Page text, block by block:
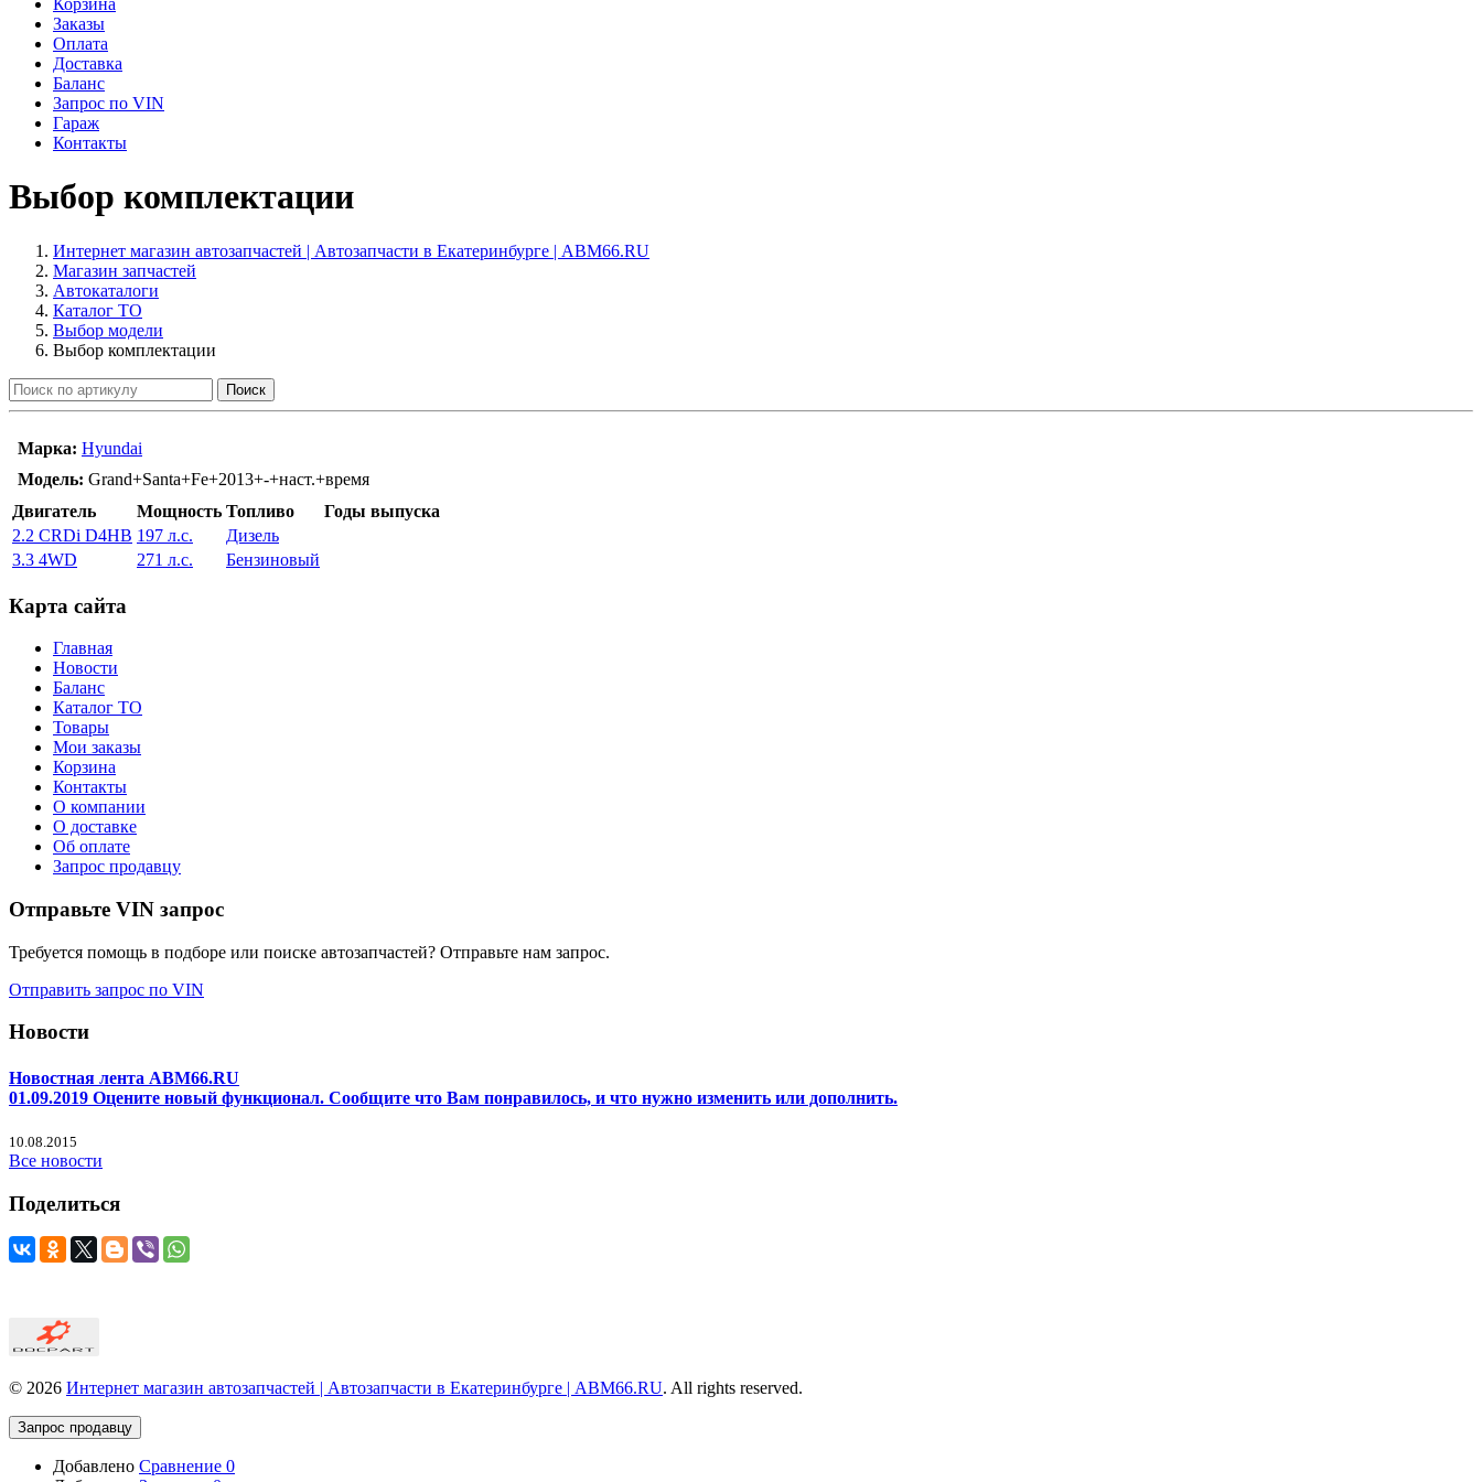
Корзина
Заказы
Оплата
Доставка
Баланс
Запрос по VIN
Гараж
Контакты
Выбор комплектации
Интернет магазин автозапчастей | Автозапчасти в Екатеринбурге | ABM66.RU
Магазин запчастей
Автокаталоги
Каталог ТО
Выбор модели
Выбор комплектации
Поиск
Марка: Hyundai
Модель: Grand+Santa+Fe+2013+-+наст.+время
Двигатель
Мощность Топливо
Годы выпуска
2.2 CRDi D4HB 197 л.с.
Дизель
3.3 4WD
271 л.с. Бензиновый
Карта сайта
Главная
Новости
Баланс
Каталог ТО
Товары
Мои заказы
Корзина
Контакты
О компании
О доставке
Об оплате
Запрос продавцу
Отправьте VIN запрос
Требуется помощь в подборе или поиске автозапчастей? Отправьте нам запрос.
Отправить запрос по VIN
Новости
Новостная лента ABM66.RU
01.09.2019 Оцените новый функционал. Сообщите что Вам понравилось, и что нужно изменить или дополнить.
10.08.2015
Все новости
Поделиться
© 2026 Интернет магазин автозапчастей | Автозапчасти в Екатеринбурге | ABM66.RU. All rights reserved.
Запрос продавцу
Добавлено Сравнение 0